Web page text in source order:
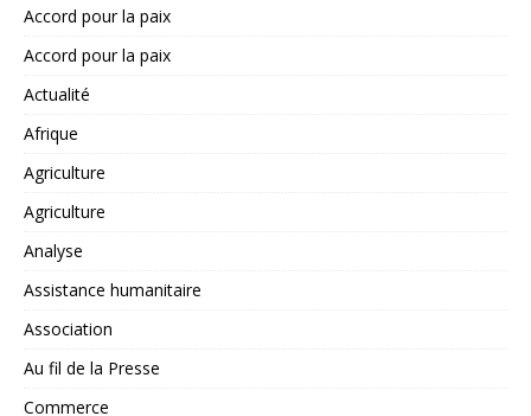
Accord pour la paix
Accord pour la paix
Actualité
Afrique
Agriculture
Agriculture
Analyse
Assistance humanitaire
Association
Au fil de la Presse
Commerce